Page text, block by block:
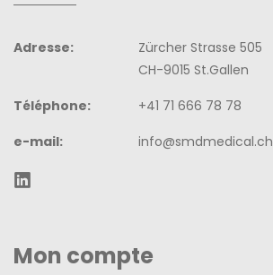
Adresse:
Zürcher Strasse 505
CH-9015 St.Gallen
Téléphone:
+41 71 666 78 78
e-mail:
info@smdmedical.ch
Mon compte